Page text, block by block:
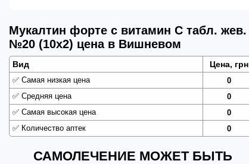
Мукалтин форте с витамин С табл. жев.
№20 (10х2) цена в Вишневом
Вид Цена, грн
✅ Самая низкая цена
0
✅ Средняя цена
0
✅ Самая высокая цена
0
✅ Количество аптек 0
САМОЛЕЧЕНИЕ МОЖЕТ БЫТЬ